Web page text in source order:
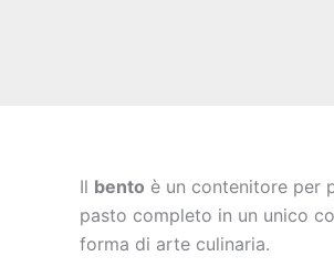
Il bento è un contenitore per
pasto completo in un unico
forma di arte culinaria.